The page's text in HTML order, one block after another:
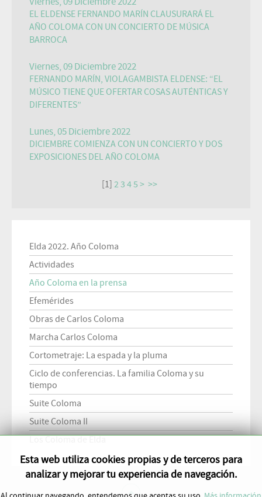
EL ELDENSE FERNANDO MARÍN CLAUSURARÁ EL
AÑO COLOMA CON UN CONCIERTO DE MÚSICA
BARROCA
Viernes, 09 Diciembre 2022
FERNANDO MARÍN, VIOLAGAMBISTA ELDENSE: “EL
MÚSICO TIENE QUE OFERTAR COSAS AUTÉNTICAS Y
DIFERENTES”
Lunes, 05 Diciembre 2022
DICIEMBRE COMIENZA CON UN CONCIERTO Y DOS
EXPOSICIONES DEL AÑO COLOMA
[1] 23 45 > >>
Elda 2022. Año Coloma
Actividades
Año Coloma en la prensa
Efemérides
Obras de Carlos Coloma
Marcha Carlos Coloma
Cortometraje: La espada y la pluma
Ciclo de conferencias. La familia Coloma y su
tiempo
Suite Coloma
Suite Coloma II
Esta web utiliza cookies propias y de terceros para
analizar y mejorar tu experiencia de navegación.